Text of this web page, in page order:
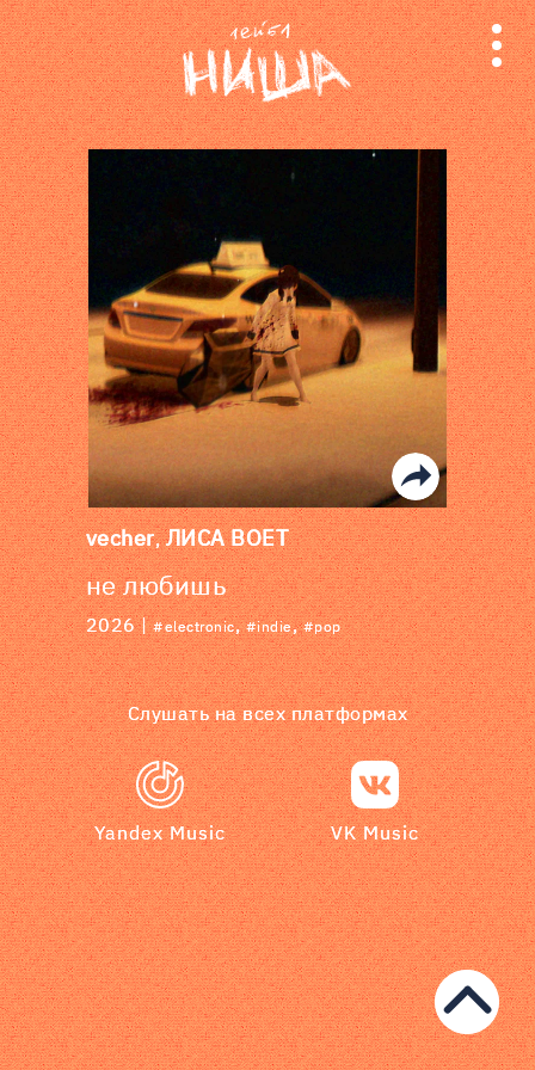
релизы
лейбл
поиск
vecher, ЛИСА ВОЕТ
не любишь
2026 |#electronic,#indie,#pop
Слушать на всех платформах
Yandex Music VK Music